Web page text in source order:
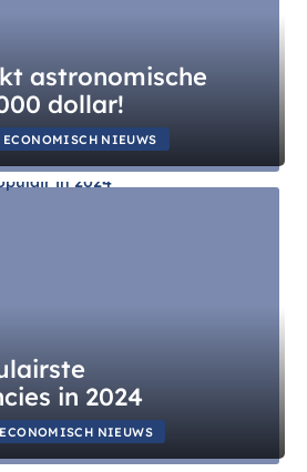
astronomische
dollar!
ECONOMISCH NIEUWS
in 2024
NIEUWS